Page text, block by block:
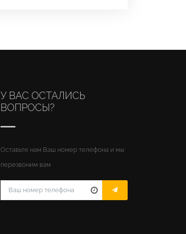
У ВАС ОСТАЛИСЬ
ВОПРОСЫ?
Оставьте нам Ваш номер телефона и мы
перезвоним вам